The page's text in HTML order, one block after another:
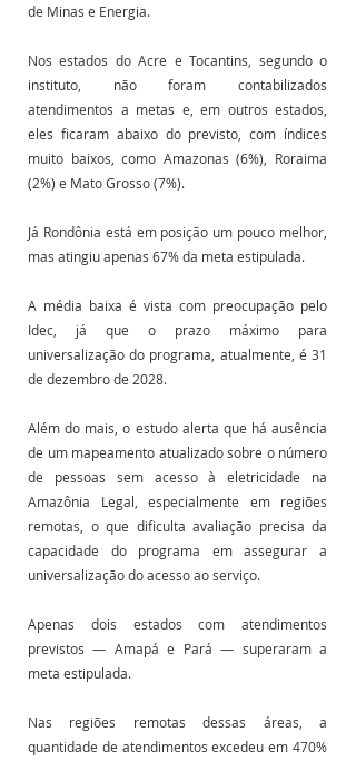
de Minas e Energia.
Nos estados do Acre e Tocantins, segundo o
instituto, não foram contabilizados
atendimentos a metas e, em outros estados,
eles ficaram abaixo do previsto, com índices
muito baixos, como Amazonas (6%), Roraima
(2%) e Mato Grosso (7%).
Já Rondônia está em posição um pouco melhor,
mas atingiu apenas 67% da meta estipulada.
A média baixa é vista com preocupação pelo
Idec, já que o prazo máximo para
universalização do programa, atualmente, é 31
de dezembro de 2028.
Além do mais, o estudo alerta que há ausência
de um mapeamento atualizado sobre o número
de pessoas sem acesso à eletricidade na
Amazônia Legal, especialmente em regiões
remotas, o que dificulta avaliação precisa da
capacidade do programa em assegurar a
universalização do acesso ao serviço.
Apenas dois estados com atendimentos
previstos — Amapá e Pará — superaram a
meta estipulada.
Nas regiões remotas dessas áreas, a
quantidade de atendimentos excedeu em 470%